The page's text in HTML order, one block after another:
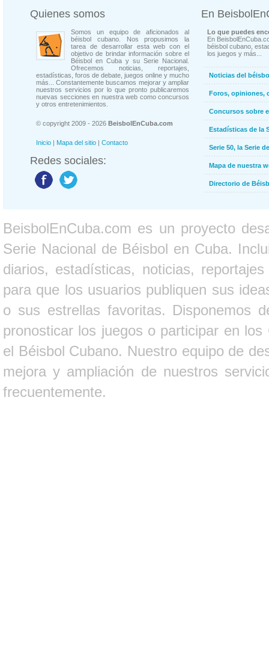
Quienes somos
Somos un equipo de aficionados al
béisbol cubano. Nos propusimos la
tarea de desarrollar esta web con el
objetivo de brindar información sobre el
Béisbol en Cuba y su Serie Nacional.
Ofrecemos noticias, reportajes,
estadísticas, foros de debate, juegos online y mucho
más... Constantemente buscamos mejorar y ampliar
nuestros servicios por lo que pronto publicaremos
nuevas secciones en nuestra web como concursos
y otros entretenimientos.
© copyright 2009 - 2026 BeisbolEnCuba.com
Inicio | Mapa del sitio | Contacto
Redes sociales:
En
Lo que puedes
En
béisbol cubano,
los juegos y más...
Noticias del
Foros, opiniones,
Concursos sobre
Estadísticas de la
Serie 50, la Serie
Mapa de nuestra
Directorio de
BeisbolEnCuba.com es un proyecto
Serie Nacional de Béisbol en Cuba.
diarios, estadísticas, noticias,
para que los usuarios publiquen sus
o sus estrellas favoritas. Disponemos
pronosticar los juegos o participar en
el Béisbol Cubano. Nuestro equipo de
mejora y ampliación de nuestros
frecuentemente.